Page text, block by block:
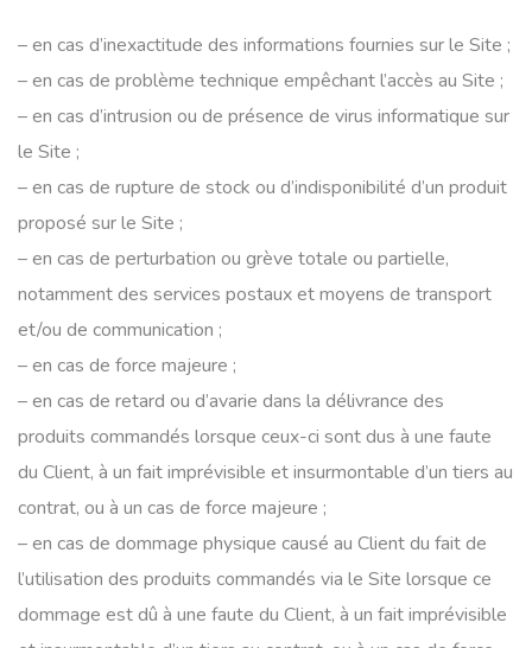
– en cas d’inexactitude des informations fournies sur le Site ;
– en cas de problème technique empêchant l’accès au Site ;
– en cas d’intrusion ou de présence de virus informatique sur
le Site ;
– en cas de rupture de stock ou d’indisponibilité d’un produit
proposé sur le Site ;
– en cas de perturbation ou grève totale ou partielle,
notamment des services postaux et moyens de transport
et/ou de communication ;
– en cas de force majeure ;
– en cas de retard ou d’avarie dans la délivrance des
produits commandés lorsque ceux-ci sont dus à une faute
du Client, à un fait imprévisible et insurmontable d’un tiers au
contrat, ou à un cas de force majeure ;
– en cas de dommage physique causé au Client du fait de
l’utilisation des produits commandés via le Site lorsque ce
dommage est dû à une faute du Client, à un fait imprévisible